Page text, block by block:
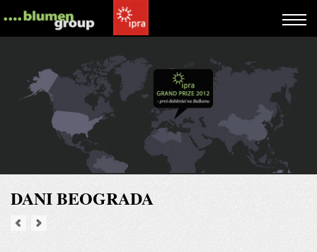
DANI BEOGRADA